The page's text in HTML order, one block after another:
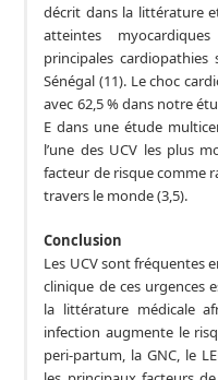
décrit dans la littérature
atteintes
principales cardiopathies
Sénégal (11). Le choc
avec 62,5 % dans notre
E dans une étude
l’une des UCV les plus
facteur de risque comme
travers le monde (3,5).
Conclusion
Les UCV sont fréquentes
clinique de ces urgences
la littérature médicale
infection augmente le
peri-partum, la GNC, le